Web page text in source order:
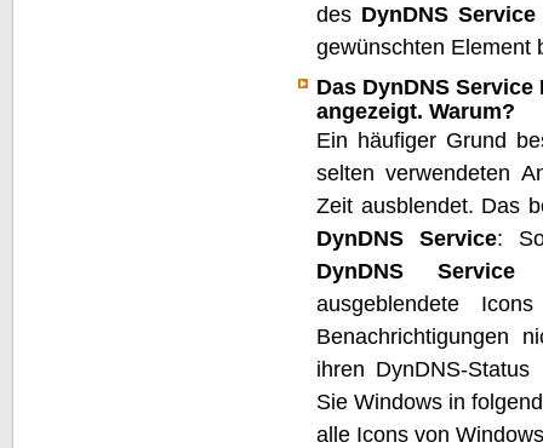
des DynDNS Service
gewünschten Element
Das DynDNS
angezeigt. Warum?
Ein häufiger Grund
selten verwendeten
Zeit ausblendet. Das
DynDNS Service:
DynDNS Service
ausgeblendete
Benachrichtigungen
ihren DynDNS-
Sie Windows in
alle Icons von